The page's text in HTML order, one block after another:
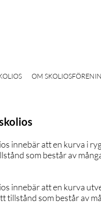
OM
innebär att en kurva i
som består av
innebär att en kurva
tillstånd som består av